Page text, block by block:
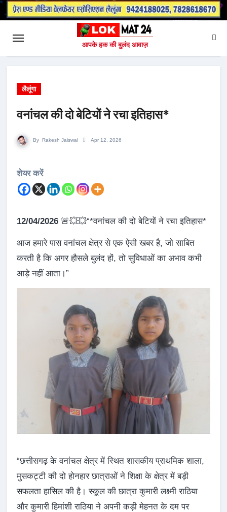
आपके हक की बुलंद आवाज़
लैलूंगा
वनांचल की दो बेटियों ने रचा इतिहास*
By Rakesh Jaiswal Apr 12, 2026
शेयर करें
12/04/2026 🚨💥💥“*वनांचल की दो बेटियों ने रचा इतिहास*
आज हमारे पास वनांचल क्षेत्र से एक ऐसी खबर है, जो साबित
करती है कि अगर हौसले बुलंद हों, तो सुविधाओं का अभाव कभी
आड़े नहीं आता।”
“छत्तीसगढ़ के वनांचल क्षेत्र में स्थित शासकीय प्राथमिक शाला,
मुसकट्टी की दो होनहार छात्राओं ने शिक्षा के क्षेत्र में बड़ी
सफलता हासिल की है। स्कूल की छात्रा कुमारी लक्ष्मी राठिया
और कुमारी हिमांशी राठिया ने अपनी कड़ी मेहनत के दम पर